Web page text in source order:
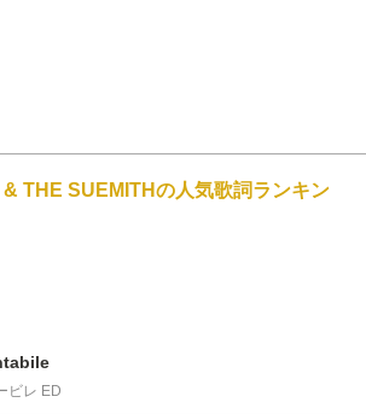
THE SUEMITHの人気歌詞ランキン
ビレ ED